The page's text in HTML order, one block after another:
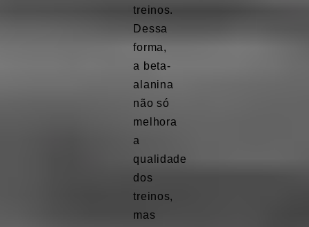
treinos.
Dessa
forma,
a beta-
alanina
não só
melhora
a
qualidade
dos
treinos,
mas